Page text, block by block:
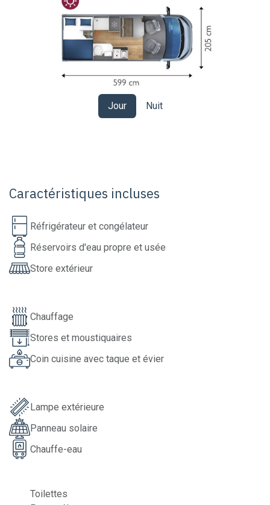
Jour Nuit
Caractéristiques incluses
Réfrigérateur et congélateur
Réservoirs d'eau propre et usée
Store extérieur
Chauffage
Stores et moustiquaires
Coin cuisine avec taque et évier
Lampe extérieure
Panneau solaire
Chauffe-eau
Toilettes